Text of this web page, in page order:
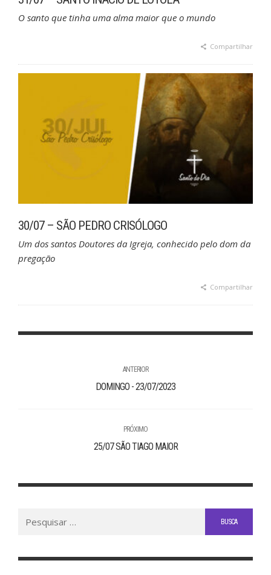
O santo que tinha uma alma maior que o mundo
Compartilhar
30/07 – SÃO PEDRO CRISÓLOGO
Um dos santos Doutores da Igreja, conhecido pelo dom da
pregação
Compartilhar
ANTERIOR
DOMINGO - 23/07/2023
PRÓXIMO
25/07 SÃO TIAGO MAIOR